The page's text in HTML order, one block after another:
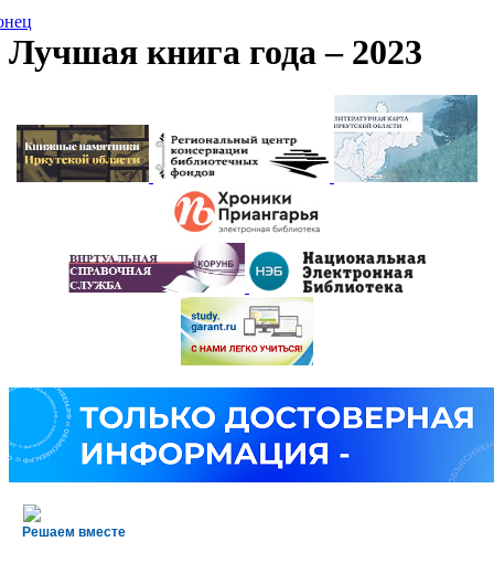
Лучшая книга года – 2023
Решаем вместе